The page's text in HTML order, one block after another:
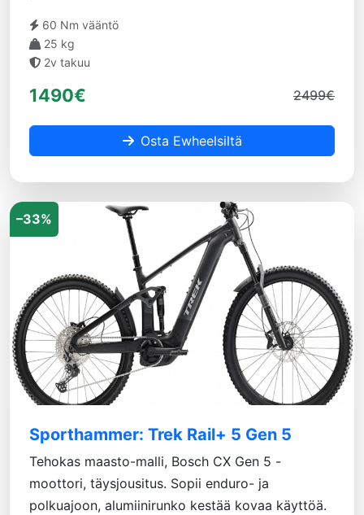
60 Nm vääntö
25 kg
2v takuu
1490€ 2499€
Osta Ewheelsiltä
–33%
Sporthammer: Trek Rail+ 5 Gen 5
Tehokas maasto-malli, Bosch CX Gen 5 -
moottori, täysjousitus. Sopii enduro- ja
polkuajoon, alumiinirunko kestää kovaa käyttöä.